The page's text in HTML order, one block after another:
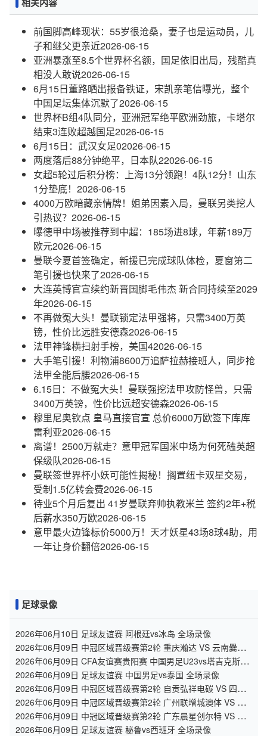
前国脚高峰现状：55岁很沧桑，妻子也是运动员，儿
子和继父更亲近2026-06-15
亚洲暴涨至8.5个世界杯名额，国足依旧出局，残酷真
相没人敢说2026-06-15
6月15日董路晒出报备铁证，宋凯亲笔信曝光，整个
中国足坛集体沉默了2026-06-15
世界杯B组4队同分，亚洲冠军绝平欧洲劲旅，卡塔尔
结束3连败超越国足2026-06-15
6月15日：武汉女足02026-06-15
两度落后88分钟绝平，日本队22026-06-15
女超5轮过后积分榜：上海13分领跑！4队12分！山东
1分垫底！ 2026-06-15
4000万欧暗藏亲情牌！姐弟因素入局，曼联另类挖人
引热议？ 2026-06-15
曝德甲中场被推荐到中超：185场进8球，年薪189万
欧元2026-06-15
曼联今夏首签确定，新援已完成球队体检，夏窗第二
笔引援也快来了2026-06-15
大连英博官宣续约新晋国脚毛伟杰 新合同持续至2029
年2026-06-15
不再做冤大头！曼联锁定法甲强将，只需3400万英
镑，性价比远胜安德森2026-06-15
法甲神锋横扫射手榜，美国42026-06-15
大手笔引援！利物浦8600万追萨拉赫接班人，同步抢
法甲全能后腰2026-06-15
6.15日：不做冤大头！曼联强挖法甲攻防怪兽，只需
3400万英镑，性价比远超安德森2026-06-15
穆里尼奥钦点 皇马直接官宣 总价6000万欧签下库库
雷利亚2026-06-15
离谱！2500万就走？意甲冠军国米中场为何死磕英超
保级队2026-06-15
曼联签世界杯小妖可能性揭秘！搁置纽卡双星交易，
受制1.5亿转会费2026-06-15
待业5个月后复出 41岁曼联弃帅执教米兰 签约2年+税
后薪水350万欧2026-06-15
意甲最火边锋标价5000万！天才妖星43场8球4助，用
一年让身价翻倍2026-06-15
足球录像
2026年06月10日 足球友谊赛 阿根廷vs冰岛 全场录像
2026年06月09日 中冠区域晋级赛第2轮 重庆瀚达 VS 云南爨合
全场录像
2026年06月09日 CFA友谊赛贵阳赛 中国男足U23vs塔吉克斯坦
U23 全场录像
2026年06月09日 足球友谊赛 中国男足vs泰国 全场录像
2026年06月09日 中冠区域晋级赛第2轮 自贡弘祥电碳 VS 四川
叁壹捌重龙 全场录像
2026年06月09日 中冠区域晋级赛第2轮 广州联增城澳体 VS 广
州黄埔志诚 全场录像
2026年06月09日 中冠区域晋级赛第2轮 广东晨星创尔特 VS 泰
州早茶黑马 全场录像
2026年06月09日 足球友谊赛 秘鲁vs西班牙 全场录像